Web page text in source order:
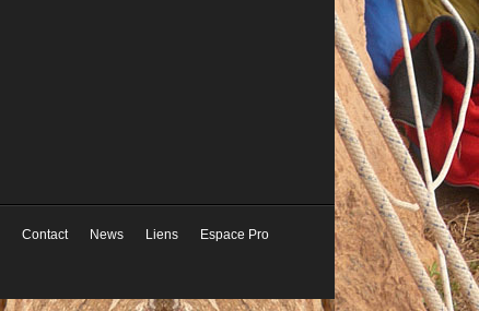
Contact News Liens Espace Pro